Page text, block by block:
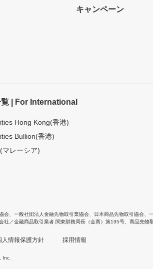
キャンペーン
| For International
Hong Kong(香港)
Bullion(香港)
マレーシア)
会 一般社団法人金融先物取引業協会 日本商品先物取引協会
社／金融商品取引業者 関東財務局長（金商）第195号、商品先物
人情報保護方針 採用情報
Inc.